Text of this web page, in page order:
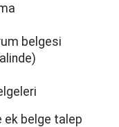
belgesi
ek belge talep